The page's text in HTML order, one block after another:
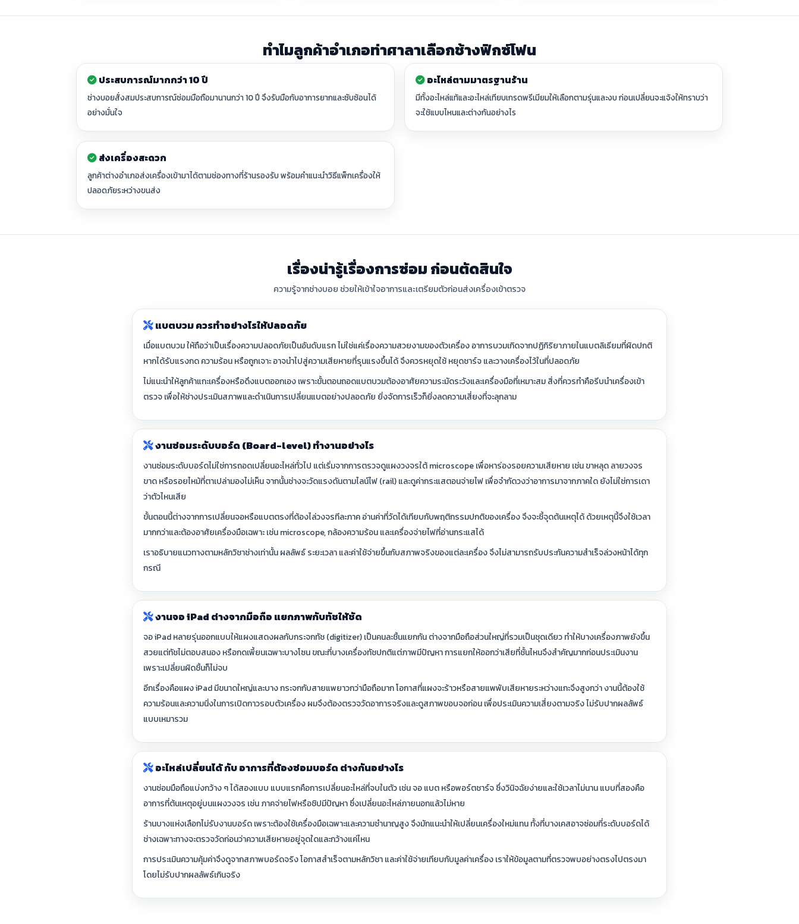
ทำไมลูกค้าอำเภอท่าศาลาเลือกช้างฟิกซ์โฟน
ประสบการณ์มากกว่า 10 ปี
ช่างบอยสั่งสมประสบการณ์ซ่อมมือถือมานานกว่า 10 ปี จึงรับมือกับอาการยากและซับซ้อนได้
อย่างมั่นใจ
อะไหล่ตามมาตรฐานร้าน
มีทั้งอะไหล่แท้และอะไหล่เทียบเกรดพรีเมียมให้เลือกตามรุ่นและงบ ก่อนเปลี่ยนจะแจ้งให้ทราบว่า
จะใช้แบบไหนและต่างกันอย่างไร
ส่งเครื่องสะดวก
ลูกค้าต่างอำเภอส่งเครื่องเข้ามาได้ตามช่องทางที่ร้านรองรับ พร้อมคำแนะนำวิธีแพ็กเครื่องให้
ปลอดภัยระหว่างขนส่ง
เรื่องน่ารู้เรื่องการซ่อม ก่อนตัดสินใจ
ความรู้จากช่างบอย ช่วยให้เข้าใจอาการและเตรียมตัวก่อนส่งเครื่องเข้าตรวจ
แบตบวม ควรทำอย่างไรให้ปลอดภัย
เมื่อแบตบวม ให้ถือว่าเป็นเรื่องความปลอดภัยเป็นอันดับแรก ไม่ใช่แค่เรื่องความสวยงามของตัวเครื่อง อาการบวมเกิดจากปฏิกิริยาภายในแบตลิเธียมที่ผิดปกติ
หากได้รับแรงกด ความร้อน หรือถูกเจาะ อาจนำไปสู่ความเสียหายที่รุนแรงขึ้นได้ จึงควรหยุดใช้ หยุดชาร์จ และวางเครื่องไว้ในที่ปลอดภัย
ไม่แนะนำให้ลูกค้าแกะเครื่องหรือดึงแบตออกเอง เพราะขั้นตอนถอดแบตบวมต้องอาศัยความระมัดระวังและเครื่องมือที่เหมาะสม สิ่งที่ควรทำคือรีบนำเครื่องเข้า
ตรวจ เพื่อให้ช่างประเมินสภาพและดำเนินการเปลี่ยนแบตอย่างปลอดภัย ยิ่งจัดการเร็วก็ยิ่งลดความเสี่ยงที่จะลุกลาม
งานซ่อมระดับบอร์ด (Board-level) ทำงานอย่างไร
งานซ่อมระดับบอร์ดไม่ใช่การถอดเปลี่ยนอะไหล่ทั่วไป แต่เริ่มจากการตรวจดูแผงวงจรใต้ microscope เพื่อหาร่องรอยความเสียหาย เช่น ขาหลุด ลายวงจร
ขาด หรือรอยไหม้ที่ตาเปล่ามองไม่เห็น จากนั้นช่างจะวัดแรงดันตามไลน์ไฟ (rail) และดูค่ากระแสตอนจ่ายไฟ เพื่อจำกัดวงว่าอาการมาจากภาคใด ยังไม่ใช่การเดา
ว่าตัวไหนเสีย
ขั้นตอนนี้ต่างจากการเปลี่ยนจอหรือแบตตรงที่ต้องไล่วงจรทีละภาค อ่านค่าที่วัดได้เทียบกับพฤติกรรมปกติของเครื่อง จึงจะชี้จุดต้นเหตุได้ ด้วยเหตุนี้จึงใช้เวลา
มากกว่าและต้องอาศัยเครื่องมือเฉพาะ เช่น microscope, กล้องความร้อน และเครื่องจ่ายไฟที่อ่านกระแสได้
เราอธิบายแนวทางตามหลักวิชาช่างเท่านั้น ผลลัพธ์ ระยะเวลา และค่าใช้จ่ายขึ้นกับสภาพจริงของแต่ละเครื่อง จึงไม่สามารถรับประกันความสำเร็จล่วงหน้าได้ทุก
กรณี
งานจอ iPad ต่างจากมือถือ แยกภาพกับทัชให้ชัด
จอ iPad หลายรุ่นออกแบบให้แผงแสดงผลกับกระจกทัช (digitizer) เป็นคนละชิ้นแยกกัน ต่างจากมือถือส่วนใหญ่ที่รวมเป็นชุดเดียว ทำให้บางเครื่องภาพยังขึ้น
สวยแต่ทัชไม่ตอบสนอง หรือกดเพี้ยนเฉพาะบางโซน ขณะที่บางเครื่องทัชปกติแต่ภาพมีปัญหา การแยกให้ออกว่าเสียที่ชั้นไหนจึงสำคัญมากก่อนประเมินงาน
เพราะเปลี่ยนผิดชิ้นก็ไม่จบ
อีกเรื่องคือแผง iPad มีขนาดใหญ่และบาง กระจกกับสายแพยาวกว่ามือถือมาก โอกาสที่แผงจะร้าวหรือสายแพพับเสียหายระหว่างแกะจึงสูงกว่า งานนี้ต้องใช้
ความร้อนและความนิ่งในการเปิดกาวรอบตัวเครื่อง ผมจึงต้องตรวจวัดอาการจริงและดูสภาพขอบจอก่อน เพื่อประเมินความเสี่ยงตามจริง ไม่รับปากผลลัพธ์
แบบเหมารวม
อะไหล่เปลี่ยนได้ กับ อาการที่ต้องซ่อมบอร์ด ต่างกันอย่างไร
งานซ่อมมือถือแบ่งกว้าง ๆ ได้สองแบบ แบบแรกคือการเปลี่ยนอะไหล่ที่จบในตัว เช่น จอ แบต หรือพอร์ตชาร์จ ซึ่งวินิจฉัยง่ายและใช้เวลาไม่นาน แบบที่สองคือ
อาการที่ต้นเหตุอยู่บนแผงวงจร เช่น ภาคจ่ายไฟหรือชิปมีปัญหา ซึ่งเปลี่ยนอะไหล่ภายนอกแล้วไม่หาย
ร้านบางแห่งเลือกไม่รับงานบอร์ด เพราะต้องใช้เครื่องมือเฉพาะและความชำนาญสูง จึงมักแนะนำให้เปลี่ยนเครื่องใหม่แทน ทั้งที่บางเคสอาจซ่อมที่ระดับบอร์ดได้
ช่างเฉพาะทางจะตรวจวัดก่อนว่าความเสียหายอยู่จุดใดและกว้างแค่ไหน
การประเมินความคุ้มค่าจึงดูจากสภาพบอร์ดจริง โอกาสสำเร็จตามหลักวิชา และค่าใช้จ่ายเทียบกับมูลค่าเครื่อง เราให้ข้อมูลตามที่ตรวจพบอย่างตรงไปตรงมา
โดยไม่รับปากผลลัพธ์เกินจริง